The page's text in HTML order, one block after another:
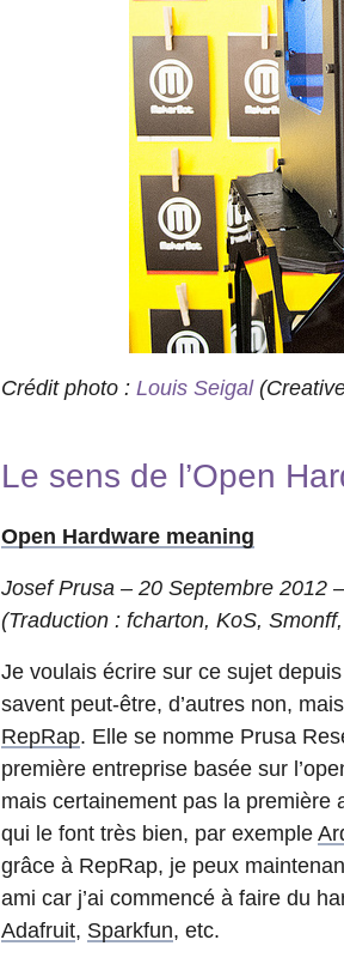
Crédit photo : Louis Seigal
Le sens de l’Open
Open Hardware meaning
Josef Prusa – 20 Septembre 2012
(Traduction : fcharton, KoS,
Je voulais écrire sur ce sujet
savent peut-être, d’autres non,
RepRap. Elle se nomme Prusa
première entreprise basée sur
mais certainement pas la première
qui le font très bien, par exemple
grâce à RepRap, je peux
ami car j’ai commencé à faire du
Adafruit, Sparkfun, etc.